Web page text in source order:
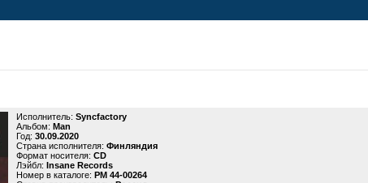
Исполнитель: Syncfactory
Альбом: Man
Год: 30.09.2020
Страна исполнителя: Финляндия
Формат носителя: CD
Лэйбл: Insane Records
Номер в каталоге: PM 44-00264